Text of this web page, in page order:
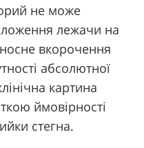
не може
лежачи на
вкорочення
абсолютної
картина
ймовірності
стегна.